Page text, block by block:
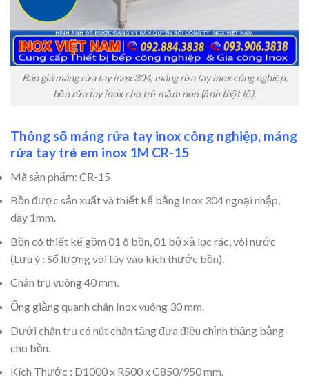
Báo giá máng rửa tay inox 304, máng rửa tay inox công nghiệp,
bồn rửa tay inox cho trẻ mầm non (ảnh thật tế).
Thông số máng rửa tay inox công nghiệp, máng
rửa tay trẻ em inox 1M CR-15
Mã sản phẩm: CR-15
Bồn được sản xuất và thiết kế bằng Inox 304 ngoại nhập,
dày 1mm.
Bồn có thiết kế gồm 01 ô bồn, 01 bộ xả lọc rác, vòi nước
(Lưu ý : Số lượng vòi tùy vào kích thước bồn).
Chân trụ vuông 40 mm.
Ống giằng quanh chân Inox vuông 30 mm.
Dưới chân trụ có nút chân tăng đưa điều chỉnh thăng bằng
cho bồn.
Kích Thước : D1000 x R500 x C850/950 mm.